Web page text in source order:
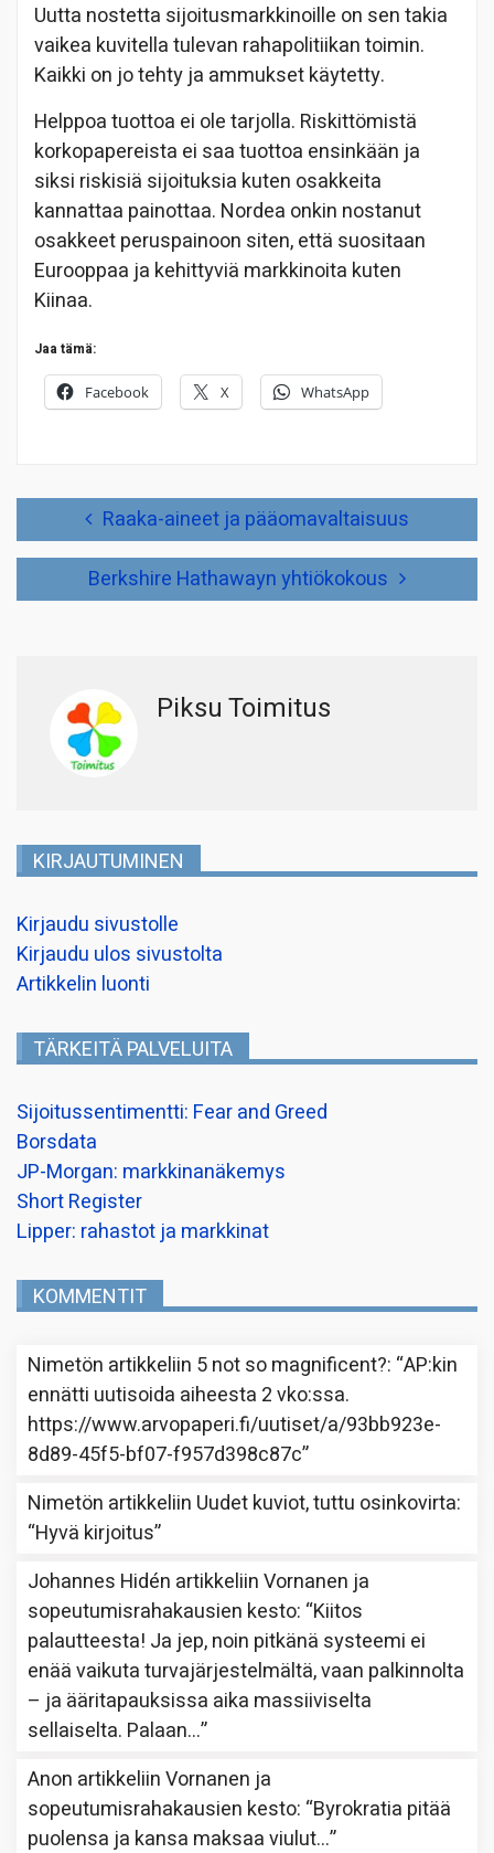
Uutta nostetta sijoitusmarkkinoille on sen takia
vaikea kuvitella tulevan rahapolitiikan toimin.
Kaikki on jo tehty ja ammukset käytetty.
Helppoa tuottoa ei ole tarjolla. Riskittömistä
korkopapereista ei saa tuottoa ensinkään ja
siksi riskisiä sijoituksia kuten osakkeita
kannattaa painottaa. Nordea onkin nostanut
osakkeet peruspainoon siten, että suositaan
Eurooppaa ja kehittyviä markkinoita kuten
Kiinaa.
Jaa tämä:
Facebook X WhatsApp
Raaka-aineet ja pääomavaltaisuus
Berkshire Hathawayn yhtiökokous
Piksu Toimitus
KIRJAUTUMINEN
Kirjaudu sivustolle
Kirjaudu ulos sivustolta
Artikkelin luonti
TÄRKEITÄ PALVELUITA
Sijoitussentimentti: Fear and Greed
Borsdata
JP-Morgan: markkinanäkemys
Short Register
Lipper: rahastot ja markkinat
KOMMENTIT
Nimetön artikkeliin 5 not so magnificent?: “AP:kin
ennätti uutisoida aiheesta 2 vko:ssa.
https://www.arvopaperi.fi/uutiset/a/93bb923e-
8d89-45f5-bf07-f957d398c87c”
Nimetön artikkeliin Uudet kuviot, tuttu osinkovirta:
“Hyvä kirjoitus”
Johannes Hidén artikkeliinVornanen ja
sopeutumisrahakausien kesto: “Kiitos
palautteesta! Ja jep, noin pitkänä systeemi ei
enää vaikuta turvajärjestelmältä, vaan palkinnolta
– ja ääritapauksissa aika massiiviselta
sellaiselta. Palaan…”
Anon artikkeliinVornanen ja
sopeutumisrahakausien kesto: “Byrokratia pitää
puolensa ja kansa maksaa viulut…”